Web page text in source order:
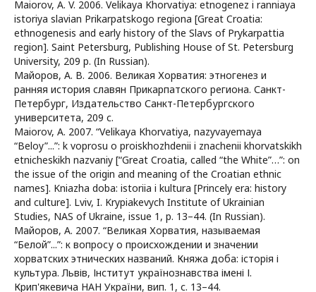
Maiorov, A. V. 2006. Velikaya Khorvatiya: etnogenez i ranniaya
istoriya slavian Prikarpatskogo regiona [Great Croatia:
ethnogenesis and early history of the Slavs of Prykarpattia
region]. Saint Petersburg, Publishing House of St. Petersburg
University, 209 p. (In Russian).
Майоров, А. В. 2006. Великая Хорватия: этногенез и
ранняя история славян Прикарпатского региона. Санкт-
Петербург, Издательство Санкт-Петербургского
университета, 209 с.
Maiorov, A. 2007. “Velikaya Khorvatiya, nazyvayemaya
“Beloy”...”: k voprosu o proiskhozhdenii i znachenii khorvatskikh
etnicheskikh nazvaniy [“Great Croatia, called “the White”…”: on
the issue of the origin and meaning of the Croatian ethnic
names]. Kniazha doba: istoriia i kultura [Princely era: history
and culture]. Lviv, I. Krypiakevych Institute of Ukrainian
Studies, NAS of Ukraine, issue 1, p. 13–44. (In Russian).
Майоров, А. 2007. “Великая Хорватия, называемая
“Белой”...”: к вопросу о происхождении и значении
хорватских этнических названий. Княжа доба: історія і
культура. Львів, Інститут українознавства імені І.
Крип'якевича НАН України, вип. 1, с. 13–44.